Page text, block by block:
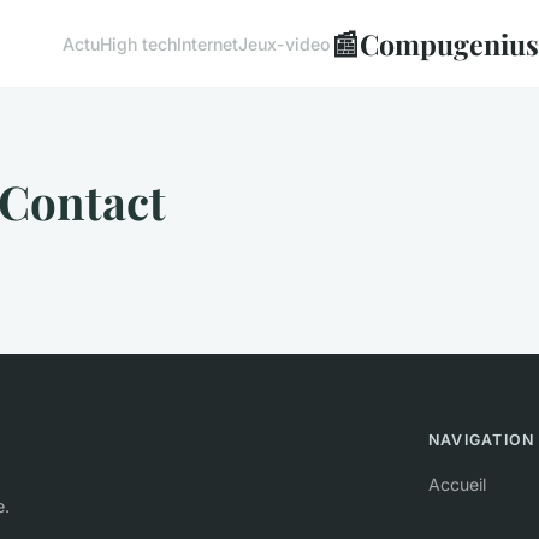
ActuHigh techInternetJeux-video 📰Compugenius
Contact
NAVIGATION
Accueil